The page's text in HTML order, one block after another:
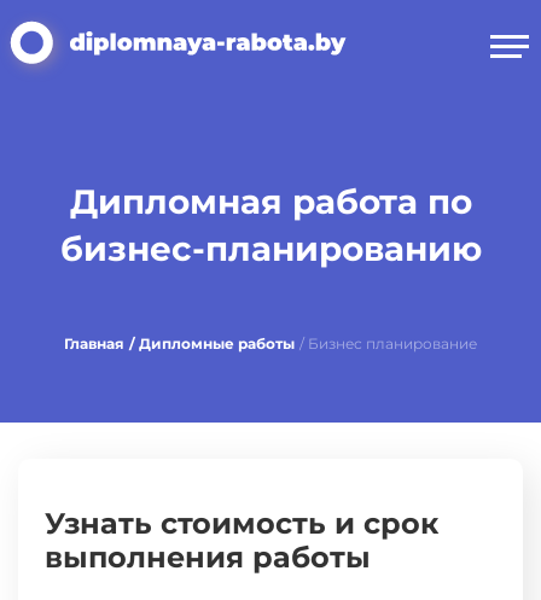
Дипломная работа по
бизнес-планированию
Главная / Дипломные работы / Бизнес планирование
Узнать стоимость и срок
выполнения работы